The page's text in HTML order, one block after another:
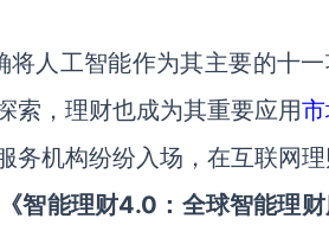
将人工智能作为其主要的十
索，理财也成为其重要应用
务机构纷纷入场，在互联网
《智能理财4.0 ：全球智能理